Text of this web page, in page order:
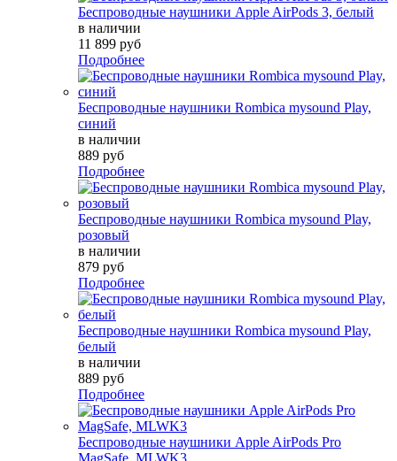
Беспроводные наушники Apple AirPods 3, белый
в наличии
11 899 руб
Подробнее
Беспроводные наушники Rombica mysound Play,
синий
в наличии
889 руб
Подробнее
Беспроводные наушники Rombica mysound Play,
розовый
в наличии
879 руб
Подробнее
Беспроводные наушники Rombica mysound Play,
белый
в наличии
889 руб
Подробнее
Беспроводные наушники Apple AirPods Pro
MagSafe, MLWK3